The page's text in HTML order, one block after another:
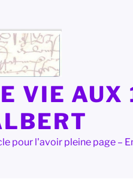
VIE
pour l'avoir pleine page –